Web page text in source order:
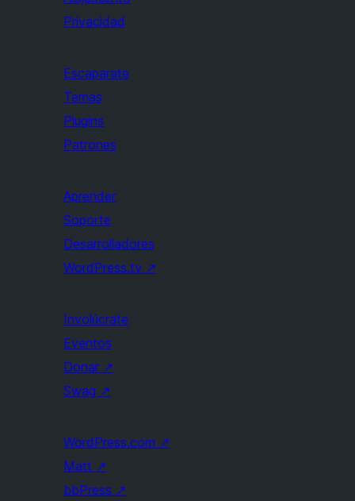
Privacidad
Escaparate
Temas
Plugins
Patrones
Aprender
Soporte
Desarrolladores
WordPress.tv ↗
Involúcrate
Eventos
Donar ↗
Swag ↗
WordPress.com ↗
Matt ↗
bbPress ↗